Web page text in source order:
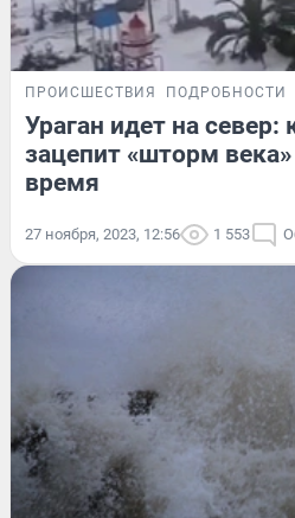
ПРОИСШЕСТВИЯ ПОДРОБНОСТИ
Ураган идет на север:
зацепит «шторм
время
27 ноября, 2023, 12:56 1 553